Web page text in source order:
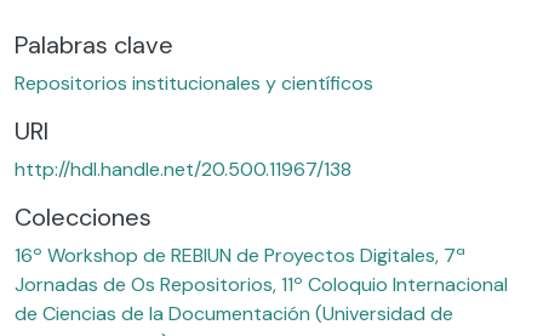
Palabras clave
Repositorios institucionales y científicos
URI
http://hdl.handle.net/20.500.11967/138
Colecciones
16º Workshop de REBIUN de Proyectos Digitales, 7ª
Jornadas de Os Repositorios, 11º Coloquio Internacional
de Ciencias de la Documentación (Universidad de